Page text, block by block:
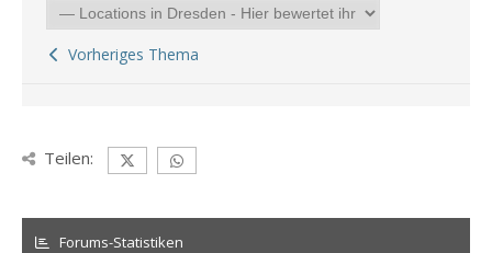
Vorheriges Thema
Teilen:
Forums-Statistiken